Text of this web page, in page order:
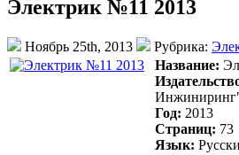
Электрик №11 2013
Ноябрь 25th, 2013 Рубрика:
Название:
Год: 2013
Страниц: 73
Язык: